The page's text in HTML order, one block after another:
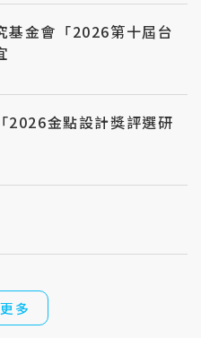
基金會「2026第十屆台
2026金點設計獎評選研
多